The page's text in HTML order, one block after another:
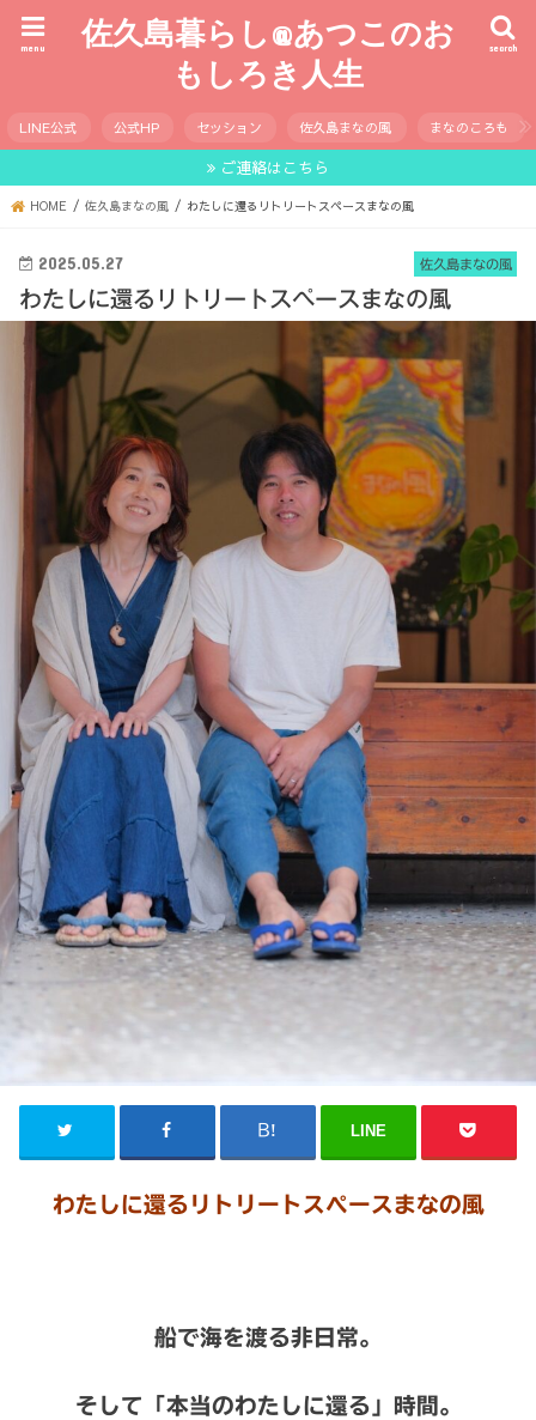
佐久島暮らし@あつこのお
もしろき人生
search
menu
LINE公式 公式HP セッション 佐久島まなの風 まなのころも
ご連絡はこちら
HOME 佐久島まなの風 わたしに還るリトリートスペースまなの風
佐久島まなの風
2025.05.27
わたしに還るリトリートスペースまなの風
LINE
わたしに還るリトリートスペースまなの風
船で海を渡る非日常。
そして「本当のわたしに還る」時間。